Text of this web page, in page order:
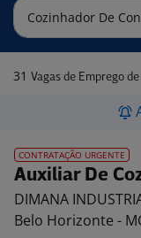
31 Vagas de Emprego de
CONTRATAÇÃO URGENTE
Auxiliar De
DIMANA
Belo Horizonte -